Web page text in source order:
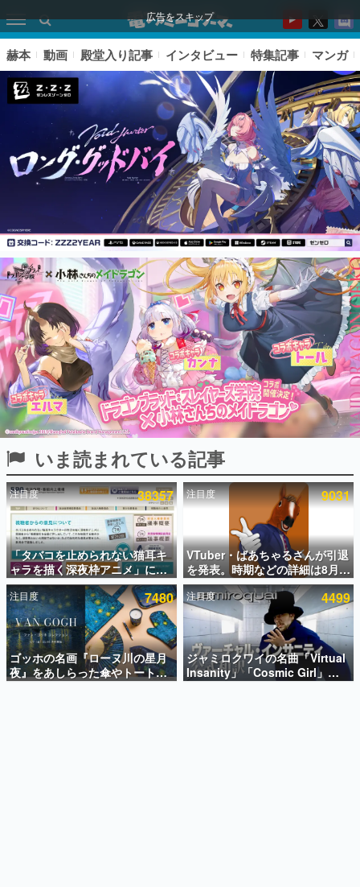
広告をスキップ
ピックアップ
電ファミのいま読まれている記事ランキング
アプリセール情報
インタビュー
連載・特集一覧
殿堂入り記事
SNS拡散数が数千以上！ ページビュー数万以上！ などな
ど。多くの人々に読まれた、電ファミ渾身の“殿堂入り”記
事をまとめました。
ゲームの企画書
名作ゲームクリエイターの方々に製作時のエピソードをお
聞きし、ヒットする企画（ゲーム）とは何か？を探ってい
きます。
赫本
この物語を解いてはいけない。『赫本』は、〈試験問題〉
の形をした短編ホラー小説集です。
新世代に訊く
これからのデジタルゲーム市場を担う若きクリエイター達
の姿を追い、彼らのルーツと情熱を探っていきます。
赫本 動画 殿堂入り記事 インタビュー 特集記事 マンガ
いま読まれている記事
注目度 38357
「タバコを止められない猫耳キ
ャラを描く深夜枠アニメ」に視
聴者の一部から批判意見。違法
薬物の使用と思しき描写も含め
て、BPOが議論を交わす
注目度 9031
VTuber・ばあちゃるさんが引退
を発表。時期などの詳細は8月9
日15時からの配信で説明
注目度 7480
ゴッホの名画『ローヌ川の星月
夜』をあしらった傘やトートバ
ッグなどが登場。8月7日21時よ
注目度 4499
ジャミロクワイの名曲「Virtual
Insanity」「Cosmic Girl」
「Canned Heat」公式日本語字